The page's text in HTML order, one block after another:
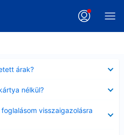
árak?
nélkül?
visszaigazolásra